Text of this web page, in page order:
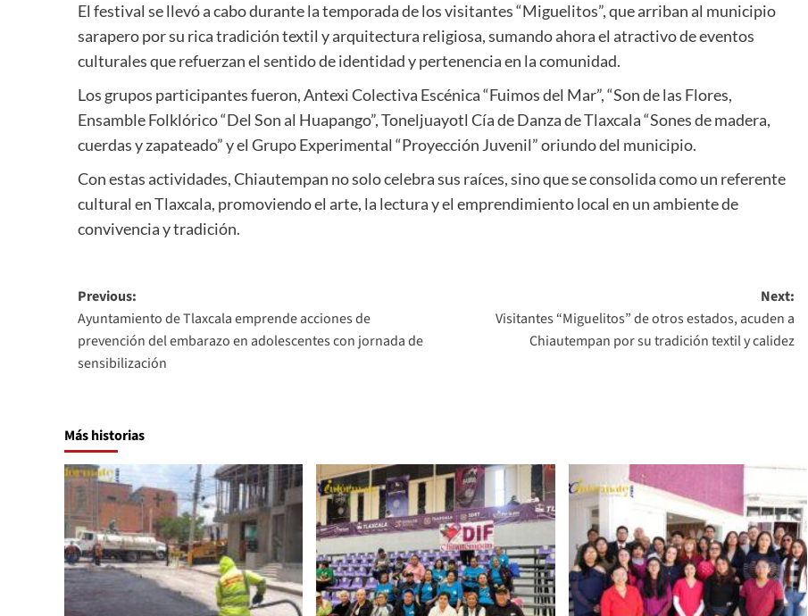
El festival se llevó a cabo durante la temporada de los visitantes “Miguelitos”, que arriban al municipio
sarapero por su rica tradición textil y arquitectura religiosa, sumando ahora el atractivo de eventos
culturales que refuerzan el sentido de identidad y pertenencia en la comunidad.
Los grupos participantes fueron, Antexi Colectiva Escénica “Fuimos del Mar”, “Son de las Flores,
Ensamble Folklórico “Del Son al Huapango”, Toneljuayotl Cía de Danza de Tlaxcala “Sones de madera,
cuerdas y zapateado” y el Grupo Experimental “Proyección Juvenil” oriundo del municipio.
Con estas actividades, Chiautempan no solo celebra sus raíces, sino que se consolida como un referente
cultural en Tlaxcala, promoviendo el arte, la lectura y el emprendimiento local en un ambiente de
convivencia y tradición.
Post
navigation
Previous:
Ayuntamiento de Tlaxcala emprende acciones de
prevención del embarazo en adolescentes con jornada de
sensibilización
Next:
Visitantes “Miguelitos” de otros estados, acuden a
Chiautempan por su tradición textil y calidez
Más historias